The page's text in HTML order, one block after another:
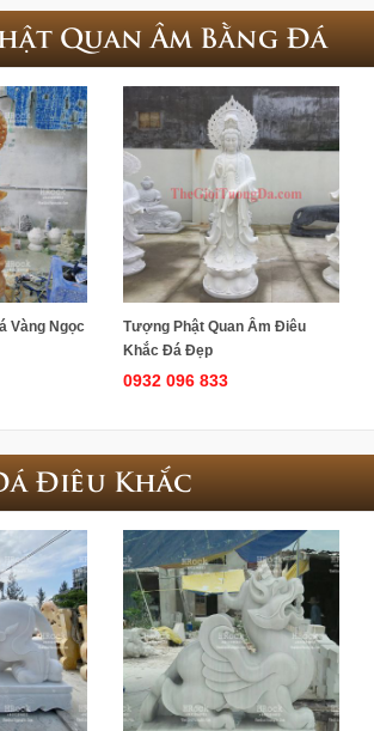
Quan Âm Bằng Đá
Vàng Ngọc
Tượng Phật Quan Âm Điêu
Khắc Đá Đẹp
0932 096 833
Điêu Khắc